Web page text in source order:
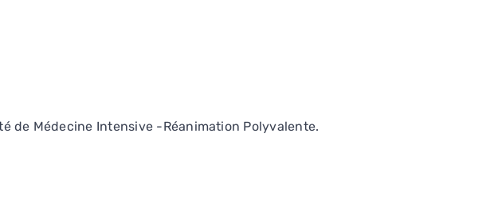
de Médecine Intensive -Réanimation Polyvalente.